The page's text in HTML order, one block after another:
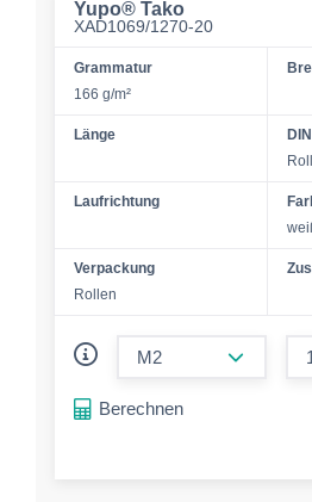
Yupo® Tako
XAD1069/1270-20
Grammatur
166 g/m²
Länge
Laufrichtung
Verpackung
Rollen
Berechnen